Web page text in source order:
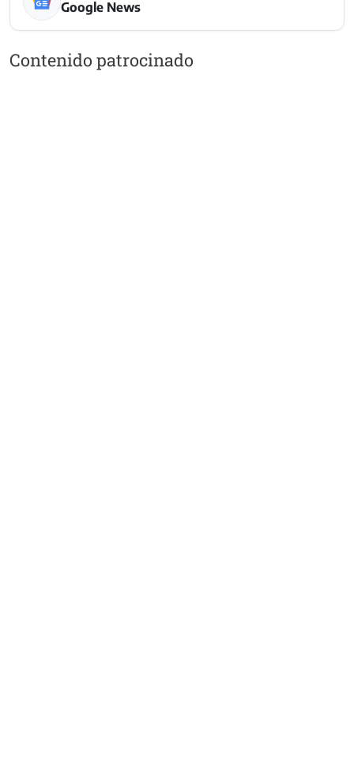
Google News
Contenido patrocinado